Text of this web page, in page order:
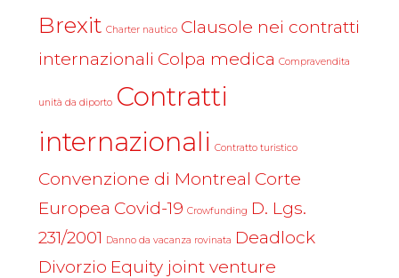
Brexit Charter nautico Clausole nei contratti
internazionali Colpa medica Compravendita
unità da diporto Contratti
internazionali Contratto turistico
Convenzione di Montreal Corte
Europea Covid-19 Crowfunding D. Lgs.
231/2001 Danno da vacanza rovinata Deadlock
Divorzio Equity joint venture